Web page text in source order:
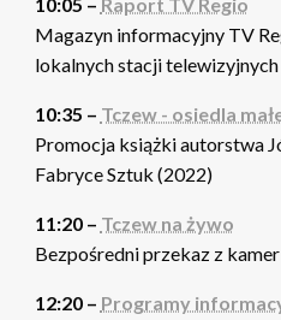
Magazyn informacyjny TV
lokalnych stacji telewizyjnych
10:35 – Tczew - osiedla
Promocja książki autorstwa
Fabryce Sztuk (2022)
11:20 – Tczew na żywo
Bezpośredni przekaz z
12:20 – Programy